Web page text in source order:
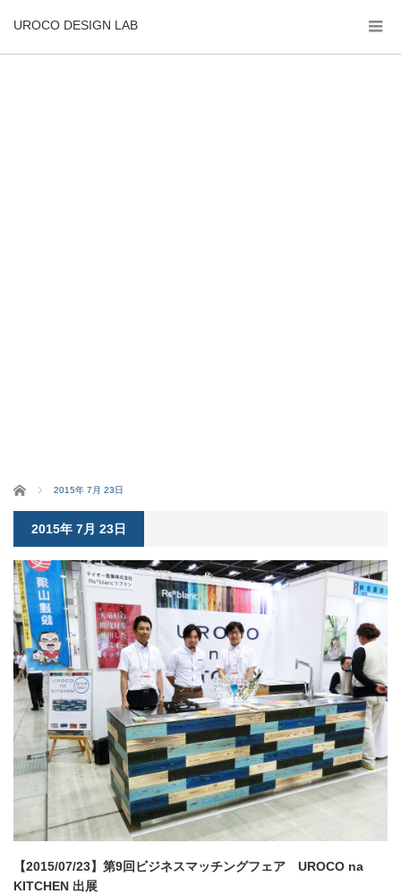
UROCO DESIGN LAB
ホーム 2015年 7月 23日
2015年 7月 23日
【2015/07/23】第9回ビジネスマッチングフェア UROCO na
KITCHEN 出展